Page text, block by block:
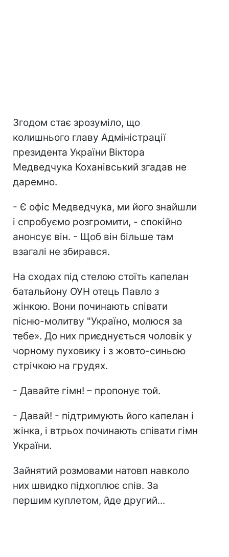
Згодом стає зрозуміло, що
колишнього главу Адміністрації
президента України Віктора
Медведчука Коханівський згадав не
даремно.
- Є офіс Медведчука, ми його знайшли
і спробуємо розгромити, - спокійно
анонсує він. - Щоб він більше там
взагалі не збирався.
На сходах під стелою стоїть капелан
батальйону ОУН отець Павло з
жінкою. Вони починають співати
пісню-молитву "Україно, молюся за
тебе». До них приєднується чоловік у
чорному пуховику і з жовто-синьою
стрічкою на грудях.
- Давайте гімн! – пропонує той.
- Давай! - підтримують його капелан і
жінка, і втрьох починають співати гімн
України.
Зайнятий розмовами натовп навколо
них швидко підхоплює спів. За
першим куплетом, йде другий...